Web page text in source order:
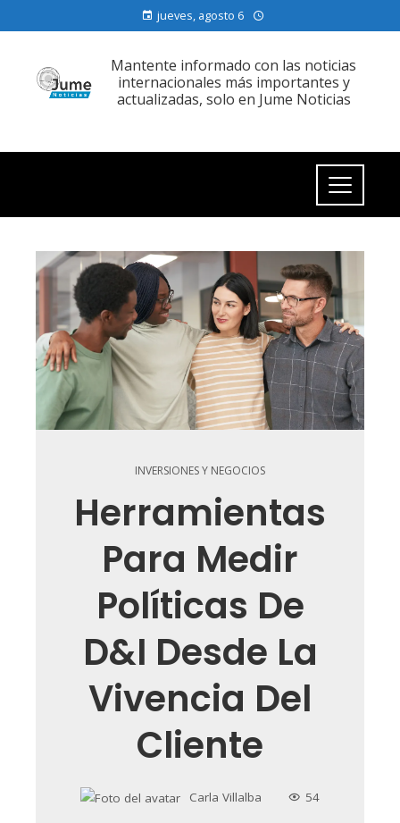
jueves, agosto 6
Mantente informado con las noticias
internacionales más importantes y
actualizadas, solo en Jume Noticias
INVERSIONES Y NEGOCIOS
Herramientas
Para Medir
Políticas De
D&I Desde La
Vivencia Del
Cliente
Carla Villalba 54